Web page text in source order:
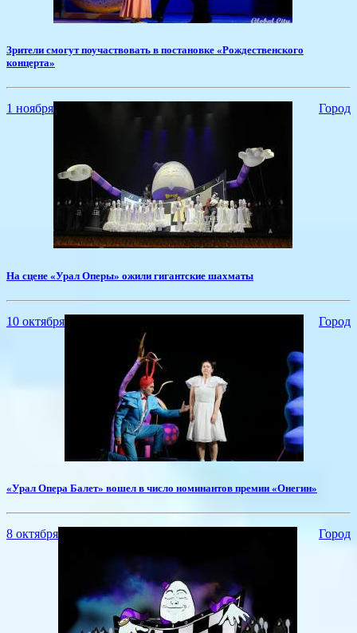
Зрители смогут поучаствовать в постановке «Рождественского
концерта»
1 ноября Город
На сцене «Урал Оперы» ожили гигантские шахматы
10 октября Город
«Урал Опера Балет» вошел в число номинантов премии «Онегин»
8 октября Город